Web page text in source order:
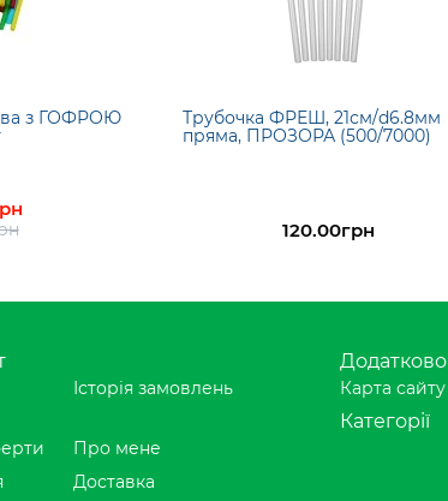
з ГОФРОЮ
Трубочка ФРЕШ, 21см/d6.8мм
пряма, ПРОЗОРА (500/7000)
120.00грн
Історія замовлень
Додатково
Карта сайту
Про мене
Доставка
Категорії